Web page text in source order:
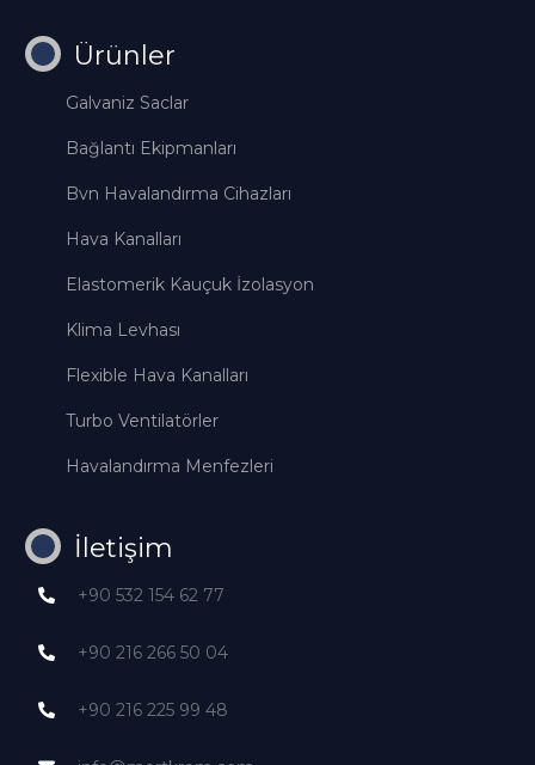
Ürünler
Galvaniz Saclar
Bağlantı Ekipmanları
Bvn Havalandırma Cihazları
Hava Kanalları
Elastomerik Kauçuk İzolasyon
Klima Levhası
Flexible Hava Kanalları
Turbo Ventilatörler
Havalandırma Menfezleri
İletişim
+90 532 154 62 77
+90 216 266 50 04
+90 216 225 99 48